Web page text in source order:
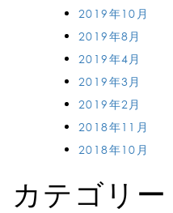
2019年10月
2019年8月
2019年4月
2019年3月
2019年2月
2018年11月
2018年10月
カテゴリー